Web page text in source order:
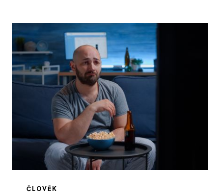
ČLOVĚK